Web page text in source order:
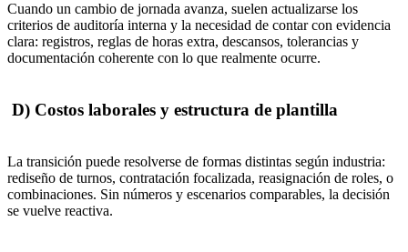
Cuando un cambio de jornada avanza, suelen actualizarse los
criterios de auditoría interna y la necesidad de contar con evidencia
clara: registros, reglas de horas extra, descansos, tolerancias y
documentación coherente con lo que realmente ocurre.
D) Costos laborales y estructura de plantilla
La transición puede resolverse de formas distintas según industria:
rediseño de turnos, contratación focalizada, reasignación de roles, o
combinaciones. Sin números y escenarios comparables, la decisión
se vuelve reactiva.